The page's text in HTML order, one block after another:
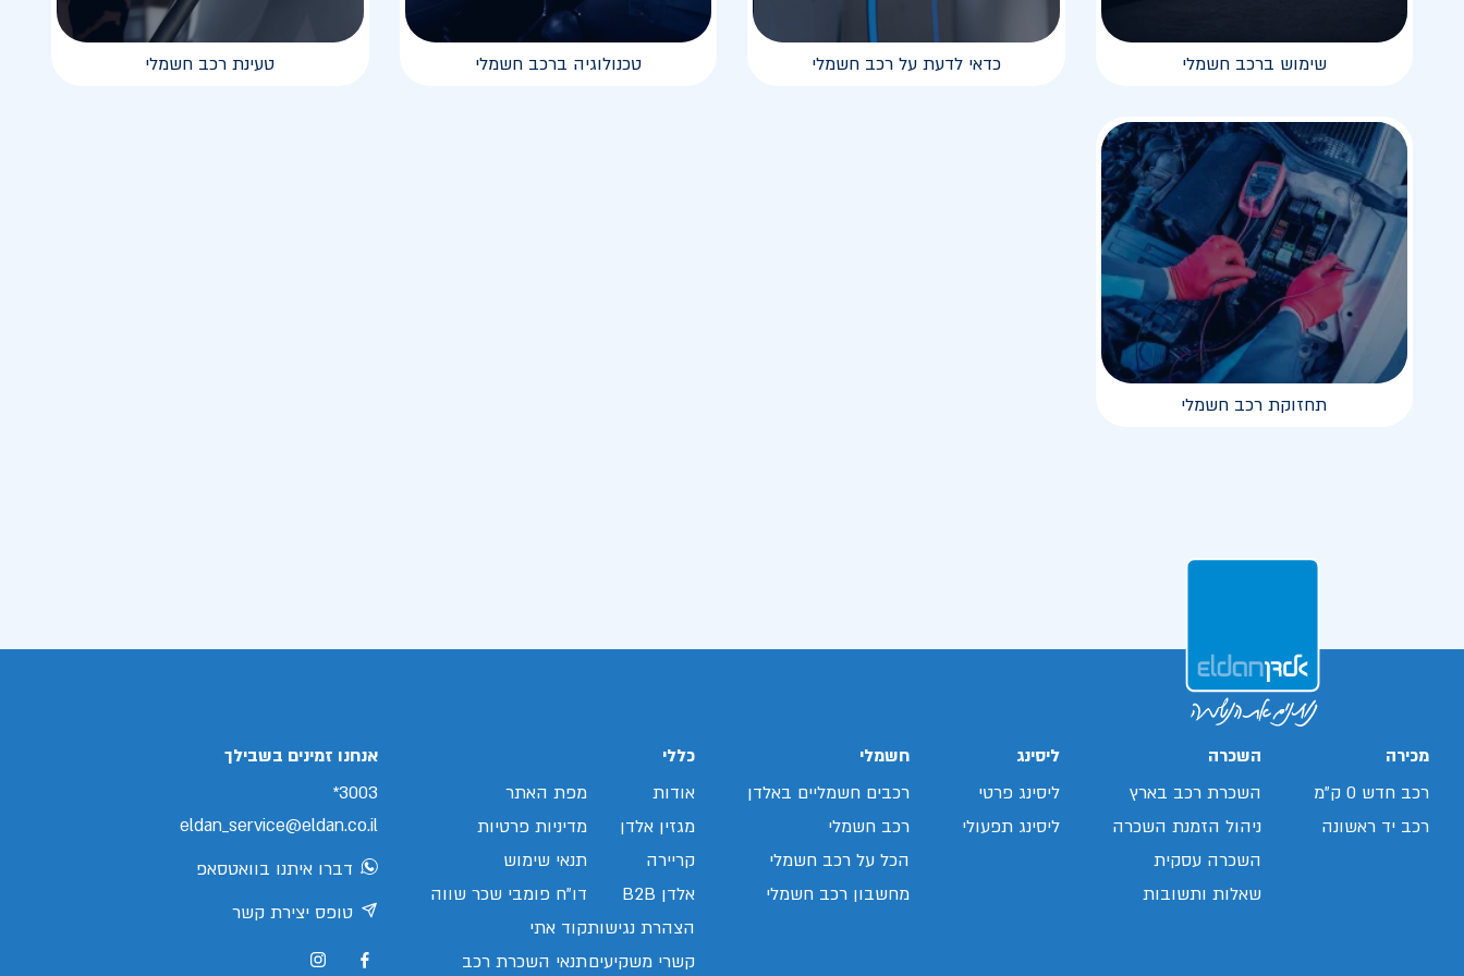
שימוש ברכב חשמלי כדאי לדעת על רכב חשמלי טכנולוגיה ברכב חשמלי טעינת רכב חשמלי
תחזוקת רכב חשמלי
מכירה
רכב חדש 0 ק"מ
רכב יד ראשונה
השכרה
השכרת רכב בארץ
ניהול הזמנת השכרה
השכרה עסקית
שאלות ותשובות
ליסינג
ליסינג פרטי
ליסינג תפעולי
חשמלי
רכבים חשמליים באלדן
רכב חשמלי
הכל על רכב חשמלי
מחשבון רכב חשמלי
כללי
אודות
מגזין אלדן
קריירה
אלדן B2B
הצהרת נגישות
קשרי משקיעים
מפת האתר
מדיניות פרטיות
תנאי שימוש
דו"ח פומבי שכר שווה
קוד אתי
תנאי השכרת רכב
אנחנו זמינים בשבילך
3003*
eldan_service@eldan.co.il
דברו איתנו בוואטסאפ
טופס יצירת קשר